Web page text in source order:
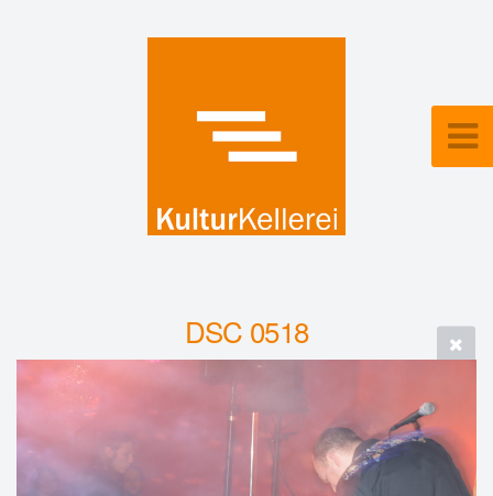
DSC 0518